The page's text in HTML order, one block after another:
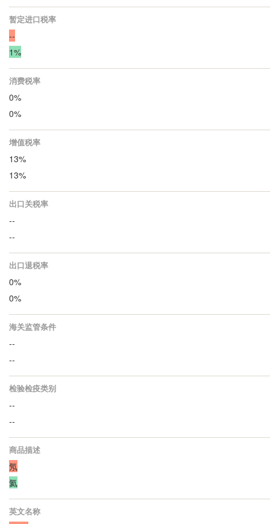
暂定进口税率
--
1%
消费税率
0%
0%
增值税率
13%
13%
出口关税率
--
--
出口退税率
0%
0%
海关监管条件
--
--
检验检疫类别
--
--
商品描述
氖
氦
英文名称